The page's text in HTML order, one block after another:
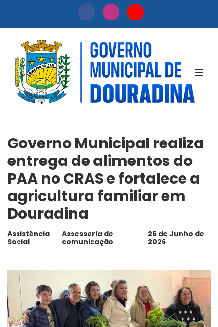
NOTÍCIAS
Governo Municipal realiza
entrega de alimentos do
PAA no CRAS e fortalece a
agricultura familiar em
Douradina
Assistência
Social
Assessoria de
comunicação
26 de Junho de
2026